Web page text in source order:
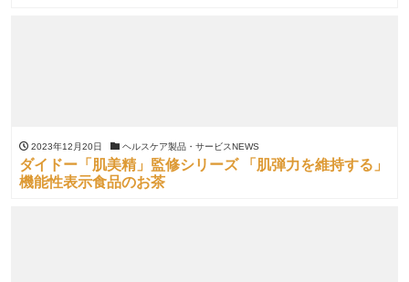
2023年12月20日 ヘルスケア製品・サービスNEWS
ダイドー「肌美精」監修シリーズ 「肌弾力を維持する」
機能性表示食品のお茶